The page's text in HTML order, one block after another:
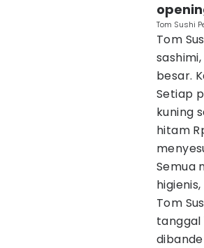
Tom Sushi
Tom
besar.
Setiap
kuning
hitam
Semua
Tom
tanggal